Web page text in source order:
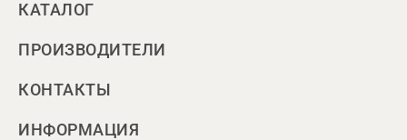
КАТАЛОГ
ПРОИЗВОДИТЕЛИ
КОНТАКТЫ
ИНФОРМАЦИЯ